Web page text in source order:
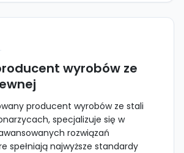
wyrobów ze
producent wyrobów ze stali
specjalizuje się w
rozwiązań
spełniają najwyższe standardy